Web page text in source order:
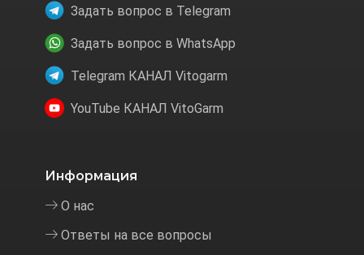
Задать вопрос в Telegram
Задать вопрос в WhatsApp
Telegram КАНАЛ Vitogarm
YouTube КАНАЛ VitoGarm
Информация
О нас
Ответы на все вопросы